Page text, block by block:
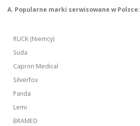
A. Popularne marki serwisowane w Polsce:
RUCK (Niemcy)
Suda
Capron Medical
Silverfox
Panda
Lemi
BRAMED